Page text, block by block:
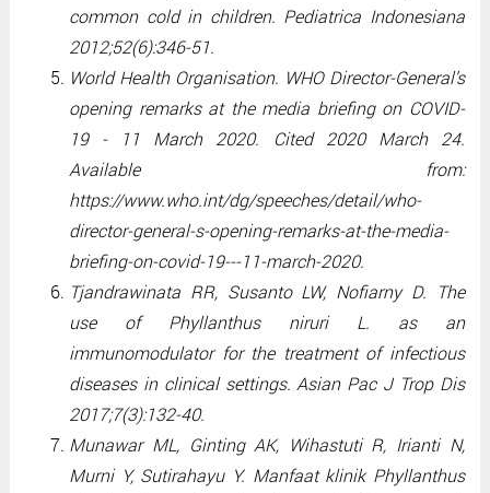
common cold in children. Pediatrica Indonesiana
2012;52(6):346-51.
World Health Organisation. WHO Director-General’s
opening remarks at the media briefing on COVID-
19 - 11 March 2020. Cited 2020 March 24.
Available from:
https://www.who.int/dg/speeches/detail/who-
director-general-s-opening-remarks-at-the-media-
briefing-on-covid-19---11-march-2020.
Tjandrawinata RR, Susanto LW, Nofiarny D. The
use of Phyllanthus niruri L. as an
immunomodulator for the treatment of infectious
diseases in clinical settings. Asian Pac J Trop Dis
2017;7(3):132-40.
Munawar ML, Ginting AK, Wihastuti R, Irianti N,
Murni Y, Sutirahayu Y. Manfaat klinik Phyllanthus